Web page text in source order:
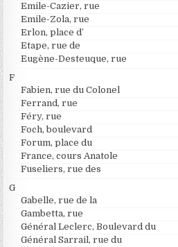
Emile-Cazier, rue
Emile-Zola, rue
Erlon, place d’
Etape, rue de
Eugène-Desteuque, rue
F
Fabien, rue du Colonel
Ferrand, rue
Féry, rue
Foch, boulevard
Forum, place du
France, cours Anatole
Fuseliers, rue des
G
Gabelle, rue de la
Gambetta, rue
Général Leclerc, Boulevard du
Général Sarrail, rue du